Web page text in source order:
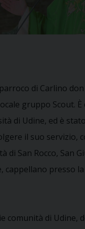
di Carlino
gruppo Scout.
di Udine, ed è
il suo
San Rocco, San
presso
comunità di